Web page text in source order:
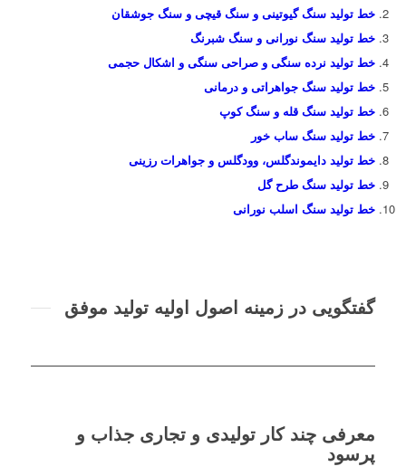
خط تولید سنگ گیوتینی و سنگ قیچی و سنگ جوشقان
خط تولید سنگ نورانی و سنگ شبرنگ
خط تولید نرده سنگی و صراحی سنگی و اشکال حجمی
خط تولید سنگ جواهراتی و درمانی
خط تولید سنگ قله و سنگ کوپ
خط تولید سنگ ساب خور
خط تولید دایموندگلس، وودگلس و جواهرات رزینی
خط تولید سنگ طرح گل
خط تولید سنگ اسلب نورانی
گفتگویی در زمینه اصول اولیه تولید موفق
معرفی چند کار تولیدی و تجاری جذاب و
پرسود